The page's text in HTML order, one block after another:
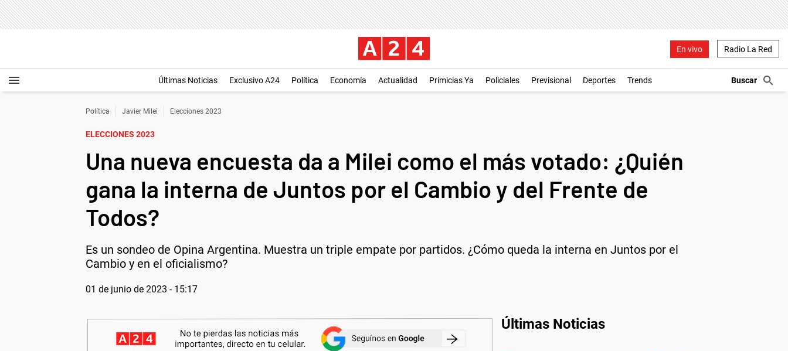
En vivo Radio La Red
Últimas Noticias Exclusivo A24 Política Economía Actualidad Primicias Ya Policiales Previsional Deportes Trends
Política Javier Milei Elecciones 2023
ELECCIONES 2023
Una nueva encuesta da a Milei como el más votado: ¿Quién
gana la interna de Juntos por el Cambio y del Frente de
Todos?
Es un sondeo de Opina Argentina. Muestra un triple empate por partidos. ¿Cómo queda la interna en Juntos por el
Cambio y en el oficialismo?
01 de junio de 2023 - 15:17
Últimas Noticias